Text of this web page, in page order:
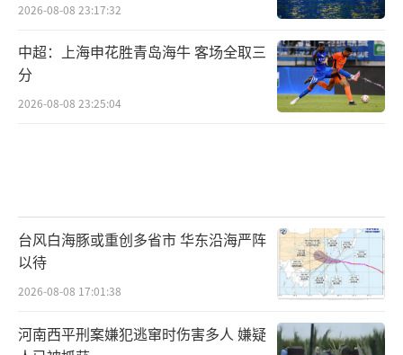
2026-08-08 23:17:32
中超：上海申花胜青岛海牛 客场全取三
分
2026-08-08 23:25:04
台风白海豚或重创多省市 华东沿海严阵
以待
2026-08-08 17:01:38
河南西平刑案嫌犯逃窜时伤害多人 嫌疑